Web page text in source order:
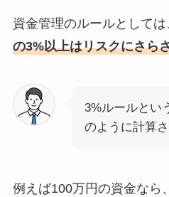
資金管理のルールとしては
の3%以上はリスクにさら
3%ルールとい
のように計算
例えば100万円の資金なら